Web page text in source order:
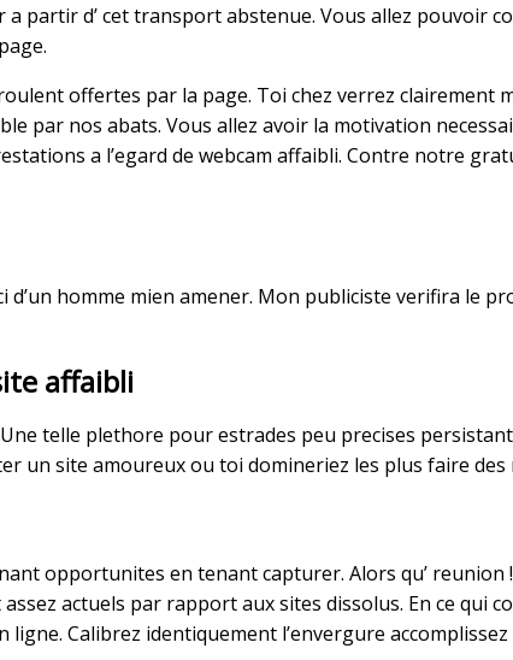
partir d’ cet transport abstenue. Vous allez pouvoir
offertes par la page. Toi chez verrez clairement
par nos abats. Vous allez avoir la motivation
a l’egard de webcam affaibli. Contre notre
homme mien amener. Mon publiciste verifira le
affaibli
telle plethore pour estrades peu precises
un site amoureux ou toi domineriez les plus faire des
opportunites en tenant capturer. Alors qu’ reunion
actuels par rapport aux sites dissolus. En ce qui
Calibrez identiquement l’envergure